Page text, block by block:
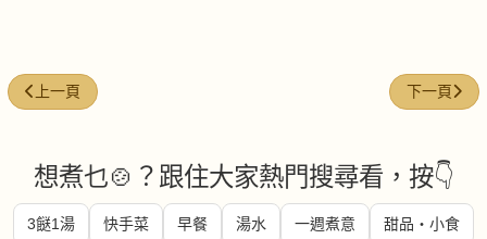
上一篇文章: 枸杞雞(清肺明目)
上一頁 下一篇文章
下一頁
想煮乜🍲？跟住大家熱門搜尋看，按👇
3餸1湯 快手菜 早餐 湯水 一週煮意 甜品・小食